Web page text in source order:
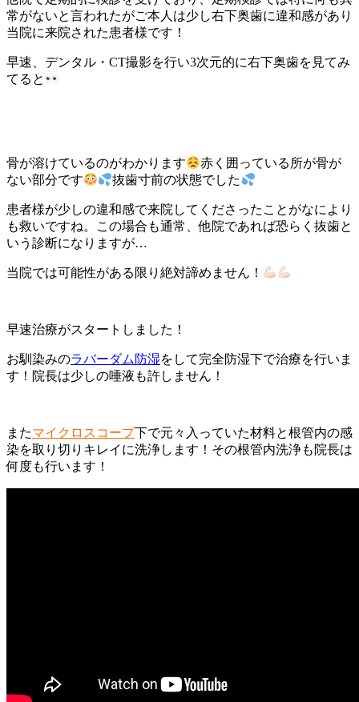
常がないと言われたがご本人は少し右下奥歯に違和感があり
当院に来院された患者様です！
早速、デンタル・CT撮影を行い3次元的に右下奥歯を見てみ
てると
骨が溶けているのがわかります
赤く囲っている所が骨が
ない部分です
抜歯寸前の状態でした
患者様が少しの違和感で来院してくださったことがなにより
も救いですね。
この場合も通常、他院であれば恐らく抜歯と
いう診断になりますが…
当院では可能性がある限り絶対諦めません！
早速治療がスタートしました！
お馴染みのラバーダム防湿をして完全防湿下で治療を行いま
す！院長は少しの唾液も許しません！
またマイクロスコープ下で元々入っていた材料と根管内の感
染を取り切りキレイに洗浄します！その根管内洗浄も院長は
何度も行います！